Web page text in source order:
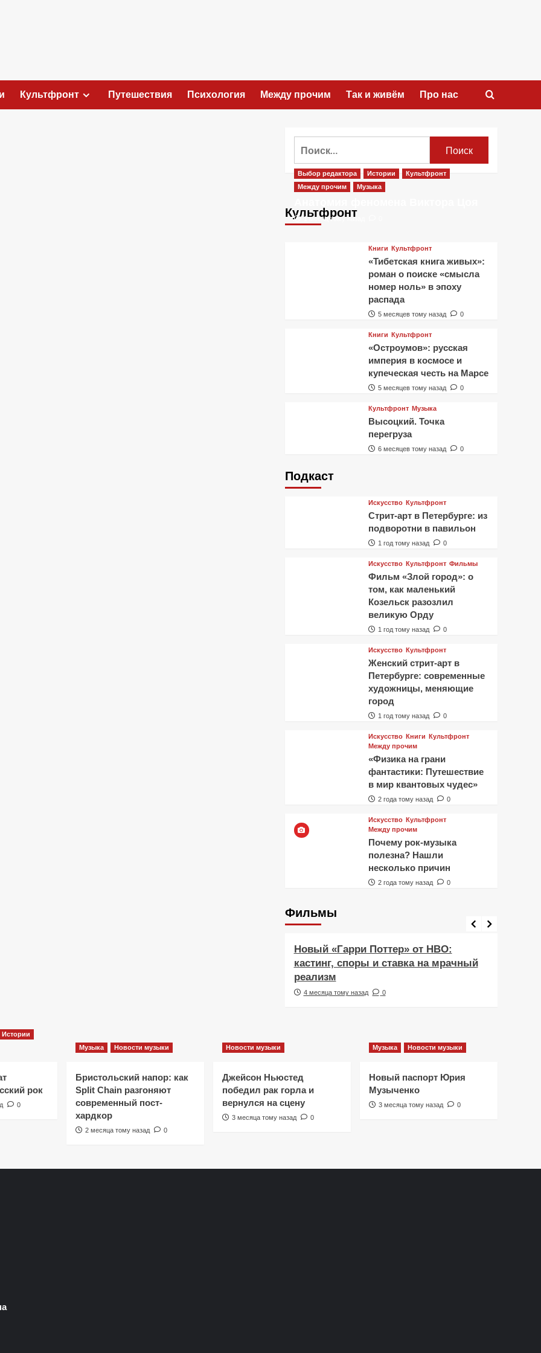
Культфронт Путешествия Психология Между прочим Так и живём Про нас
Культфронт
Выбор редактора Истории
Культфронт
Между прочим
Музыка
1 месяц тому назад
Книги Культфронт
«Тибетская книга живых»:
роман о поиске «смысла
номер ноль» в эпоху
распада
5 месяцев тому назад 0
Книги Культфронт
«Остроумов»: русская
империя в космосе и
купеческая честь на Марсе
5 месяцев тому назад 0
Культфронт Музыка
Высоцкий. Точка
перегруза
6 месяцев тому назад 0
Подкаст
Искусство Культфронт
Стрит-арт в Петербурге: из
подворотни в павильон
1 год тому назад 0
Искусство Культфронт Фильмы
Фильм «Злой город»: о
том, как маленький
Козельск разозлил
великую Орду
1 год тому назад 0
Искусство Культфронт
Женский стрит-арт в
Петербурге: современные
художницы, меняющие
город
1 год тому назад 0
Искусство Книги Культфронт
Между прочим
«Физика на грани
фантастики: Путешествие
в мир квантовых чудес»
2 года тому назад 0
Искусство Культфронт
Между прочим
Почему рок-музыка
полезна? Нашли
несколько причин
2 года тому назад 0
Фильмы
Фильмы
Новый «Гарри Поттер» от HBO:
кастинг, споры и ставка на мрачный
реализм
4 месяца тому назад 0
Истории
рок
0
Музыка Новости музыки
Бристольский напор: как
Split Chain разгоняют
современный пост-
хардкор
2 месяца тому назад 0
Новости музыки
Джейсон Ньюстед
победил рак горла и
вернулся на сцену
3 месяца тому назад 0
Музыка Новости музыки
Новый паспорт Юрия
Музыченко
3 месяца тому назад 0